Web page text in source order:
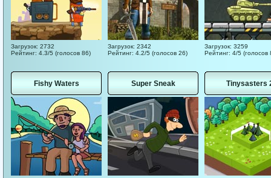
Загрузок: 2732
Рейтинг: 4.3/5 (голосов 86)
Загрузок: 2342
Рейтинг: 4.2/5 (голосов 26)
Загрузок: 3259
Рейтинг: 4/5 (голосов
Fishy Waters Super Sneak Tinysasters